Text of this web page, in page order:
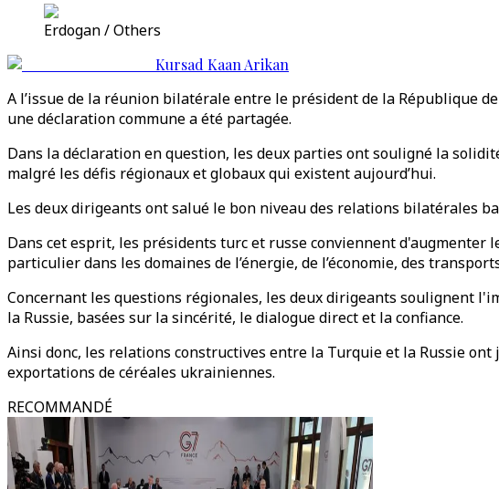
Erdogan / Others
Kursad Kaan Arikan
A l’issue de la réunion bilatérale entre le président de la République
une déclaration commune a été partagée.
Dans la déclaration en question, les deux parties ont souligné la
malgré les défis régionaux et globaux qui existent aujourd’hui.
Les deux dirigeants ont salué le bon niveau des relations bilatérales
Dans cet esprit, les présidents turc et russe conviennent d'augmenter
particulier dans les domaines de l’énergie, de l’économie, des
Concernant les questions régionales, les deux dirigeants soulignent
la Russie, basées sur la sincérité, le dialogue direct et la confiance.
Ainsi donc, les relations constructives entre la Turquie et la Russie
exportations de céréales ukrainiennes.
RECOMMANDÉ